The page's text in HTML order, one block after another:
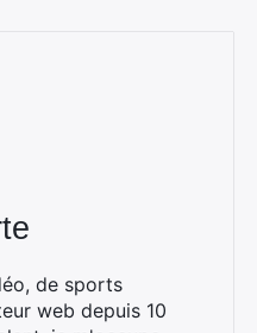
de sports
web depuis 10